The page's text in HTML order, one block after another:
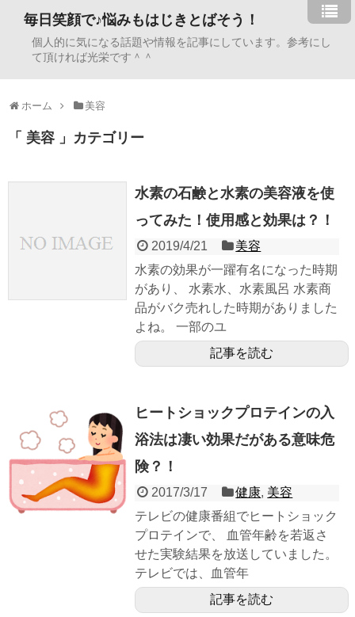
毎日笑顔で♪悩みもはじきとばそう！
個人的に気になる話題や情報を記事にしています。参考にし
て頂ければ光栄です＾＾
ホーム 美容
「 美容 」カテゴリー
水素の石鹸と水素の美容液を使
ってみた！使用感と効果は？！
2019/4/21
美容
水素の効果が一躍有名になった時期
があり、 水素水、水素風呂 水素商
品がバク売れした時期がありました
よね。 一部のユ
記事を読む
ヒートショックプロテインの入
浴法は凄い効果だがある意味危
険？！
2017/3/17 健康, 美容
テレビの健康番組でヒートショック
プロテインで、 血管年齢を若返さ
せた実験結果を放送していました。
テレビでは、血管年
記事を読む